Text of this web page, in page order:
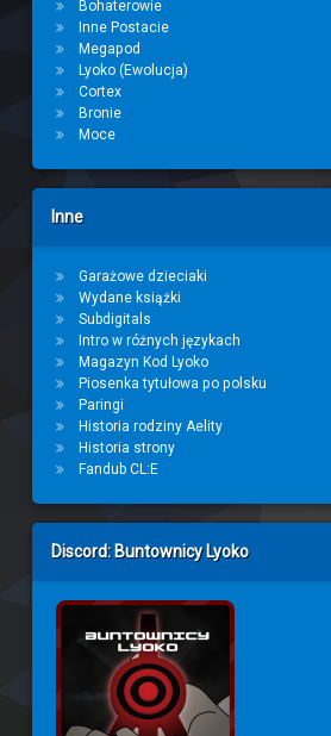
Bohaterowie
Inne Postacie
Megapod
Lyoko (Ewolucja)
Cortex
Bronie
Moce
Inne
Garażowe dzieciaki
Wydane książki
Subdigitals
Intro w różnych językach
Magazyn Kod Lyoko
Piosenka tytułowa po polsku
Paringi
Historia rodziny Aelity
Historia strony
Fandub CL:E
Discord: Buntownicy Lyoko